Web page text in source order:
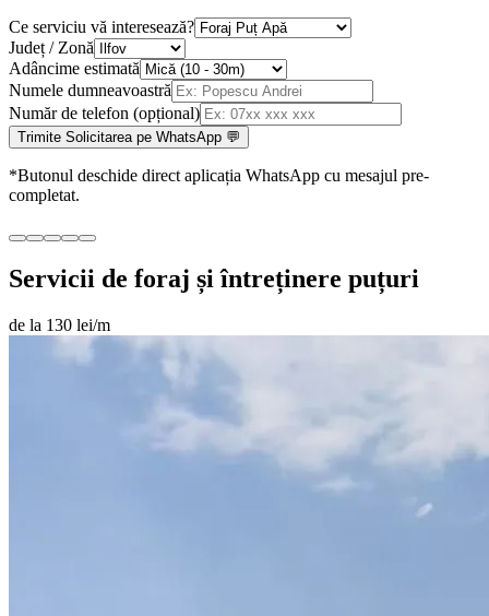
Ce serviciu vă interesează?
Județ / Zonă
Adâncime estimată
Numele dumneavoastră
Număr de telefon (opțional)
Trimite Solicitarea pe WhatsApp 💬
*Butonul deschide direct aplicația WhatsApp cu mesajul pre-
completat.
Servicii de foraj și întreținere puțuri
de la 130 lei/m